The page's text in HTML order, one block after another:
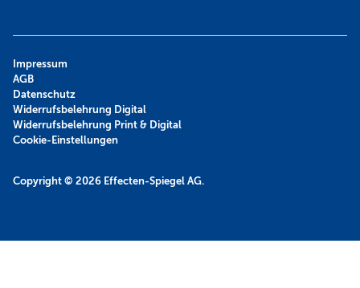
Copyright © 2026 Effecten-Spiegel AG.
Impressum
AGB
Datenschutz
Widerrufsbelehrung Digital
Widerrufsbelehrung Print & Digital
Cookie-Einstellungen